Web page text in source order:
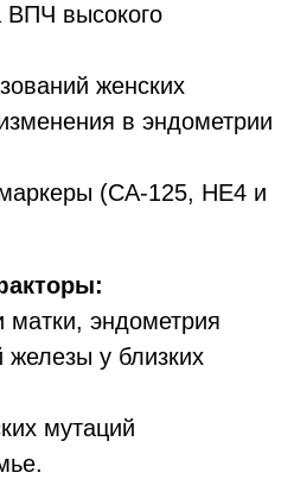
ВПЧ высокого
женских
в эндометрии
(СА-125, НЕ4 и
матки, эндометрия
железы у близких
мутаций